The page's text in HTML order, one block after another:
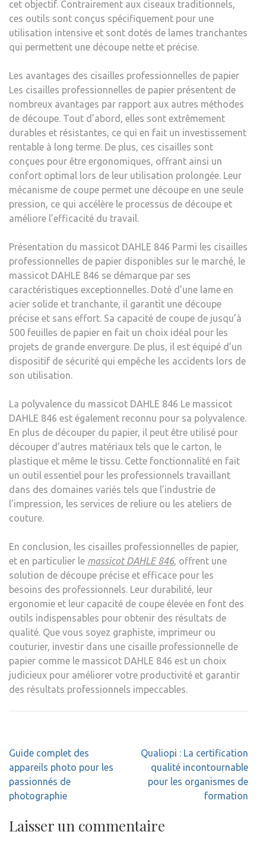
cet objectif. Contrairement aux ciseaux traditionnels,
ces outils sont conçus spécifiquement pour une
utilisation intensive et sont dotés de lames tranchantes
qui permettent une découpe nette et précise.
Les avantages des cisailles professionnelles de papier
Les cisailles professionnelles de papier présentent de
nombreux avantages par rapport aux autres méthodes
de découpe. Tout d’abord, elles sont extrêmement
durables et résistantes, ce qui en fait un investissement
rentable à long terme. De plus, ces cisailles sont
conçues pour être ergonomiques, offrant ainsi un
confort optimal lors de leur utilisation prolongée. Leur
mécanisme de coupe permet une découpe en une seule
pression, ce qui accélère le processus de découpe et
améliore l’efficacité du travail.
Présentation du massicot DAHLE 846 Parmi les cisailles
professionnelles de papier disponibles sur le marché, le
massicot DAHLE 846 se démarque par ses
caractéristiques exceptionnelles. Doté d’une lame en
acier solide et tranchante, il garantit une découpe
précise et sans effort. Sa capacité de coupe de jusqu’à
500 feuilles de papier en fait un choix idéal pour les
projets de grande envergure. De plus, il est équipé d’un
dispositif de sécurité qui empêche les accidents lors de
son utilisation.
La polyvalence du massicot DAHLE 846 Le massicot
DAHLE 846 est également reconnu pour sa polyvalence.
En plus de découper du papier, il peut être utilisé pour
découper d’autres matériaux tels que le carton, le
plastique et même le tissu. Cette fonctionnalité en fait
un outil essentiel pour les professionnels travaillant
dans des domaines variés tels que l’industrie de
l’impression, les services de reliure ou les ateliers de
couture.
En conclusion, les cisailles professionnelles de papier,
et en particulier le massicot DAHLE 846, offrent une
solution de découpe précise et efficace pour les
besoins des professionnels. Leur durabilité, leur
ergonomie et leur capacité de coupe élevée en font des
outils indispensables pour obtenir des résultats de
qualité. Que vous soyez graphiste, imprimeur ou
couturier, investir dans une cisaille professionnelle de
papier comme le massicot DAHLE 846 est un choix
judicieux pour améliorer votre productivité et garantir
des résultats professionnels impeccables.
Navigation
de
l’article
Guide complet des
appareils photo pour les
passionnés de
photographie
Qualiopi : La certification
qualité incontournable
pour les organismes de
formation
Laisser un commentaire